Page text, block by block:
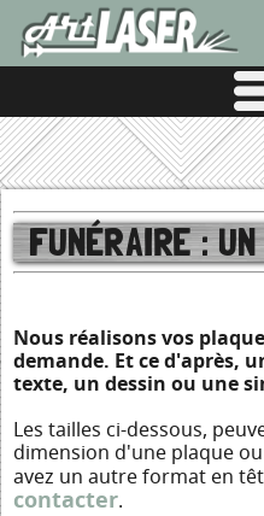
FUNÉRAIRE : UN
Nous réalisons vos
demande. Et ce d'après,
texte, un dessin ou une
Les tailles ci-dessous,
dimension d'une plaque
avez un autre format en
contacter.